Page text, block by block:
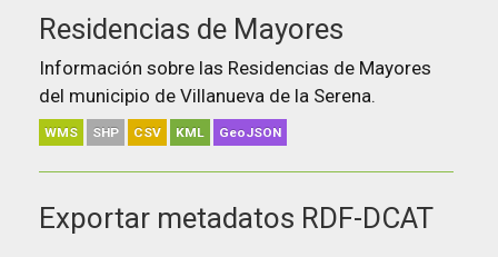
Residencias de Mayores
Información sobre las Residencias de Mayores
del municipio de Villanueva de la Serena.
WMS SHP CSV KML GeoJSON
Exportar metadatos RDF-DCAT